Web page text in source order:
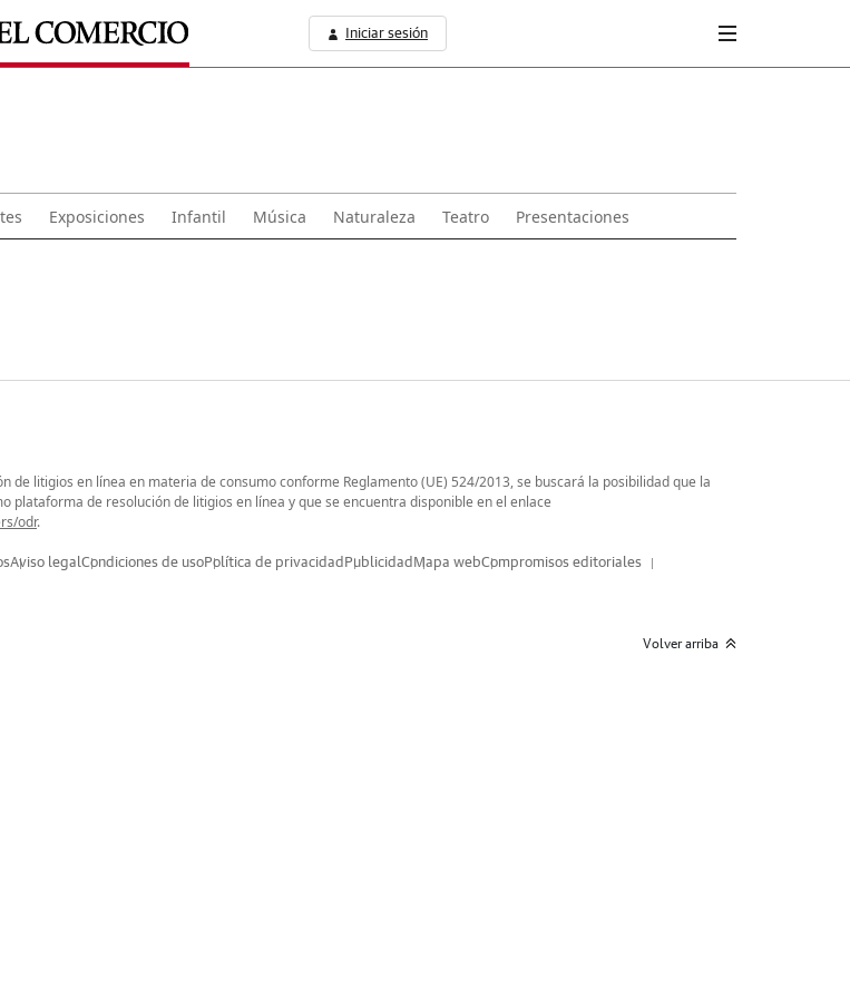
Iniciar sesión
Exposiciones Infantil Música Naturaleza Teatro Presentaciones
de litigios en línea en materia de consumo conforme Reglamento (UE) 524/2013, se buscará la posibilidad que la
plataforma de resolución de litigios en línea y que se encuentra disponible en el enlace
odr.
Aviso legalCondiciones de usoPolítica de privacidad Publicidad Mapa webCompromisos editoriales
Volver arriba